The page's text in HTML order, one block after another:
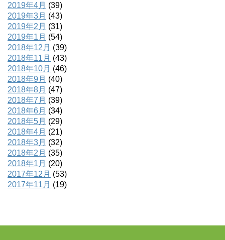
2019年4月 (39)
2019年3月 (43)
2019年2月 (31)
2019年1月 (54)
2018年12月 (39)
2018年11月 (43)
2018年10月 (46)
2018年9月 (40)
2018年8月 (47)
2018年7月 (39)
2018年6月 (34)
2018年5月 (29)
2018年4月 (21)
2018年3月 (32)
2018年2月 (35)
2018年1月 (20)
2017年12月 (53)
2017年11月 (19)